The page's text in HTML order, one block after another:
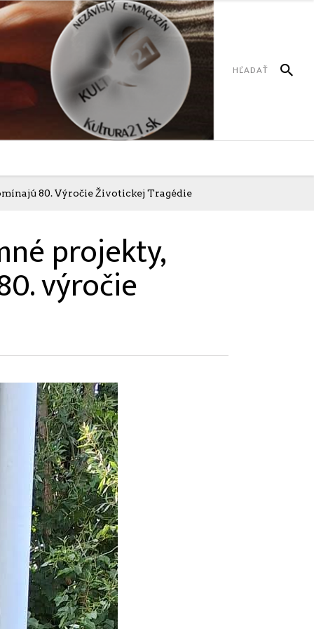
80. Výročie Životickej Tragédie
projekty,
výročie